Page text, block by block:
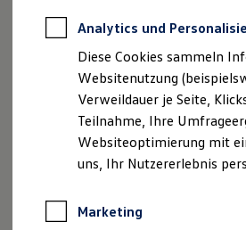
Autokredit mit
Versicherungen und
Kfz-Versicherung
Garantien
Wartungsverträge
Geschäftskunden
Professional Class bei
Großkunden
Behörden
Anpfiff zum Gewinn
Volkswagen
Zertifizierte
Analytics und
Diese Cookies sammeln
Websitenutzung
Verweildauer je Seite,
Teilnahme, Ihre
Websiteoptimierung mit
uns, Ihr Nutzererlebnis
Marketing